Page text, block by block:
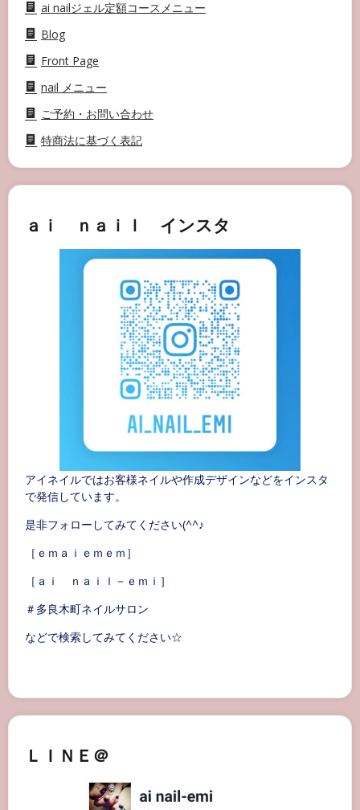
ai nailジェル定額コースメニュー
Blog
Front Page
nail メニュー
ご予約・お問い合わせ
特商法に基づく表記
ａｉ ｎａｉｌ インスタ
アイネイルではお客様ネイルや作成デザインなどをインスタ
で発信しています。
是非フォローしてみてください(^^♪
［ｅｍａｉｅｍｅｍ］
［ａｉ ｎａｉｌ－ｅｍｉ］
＃多良木町ネイルサロン
などで検索してみてください☆
ＬＩＮＥ＠